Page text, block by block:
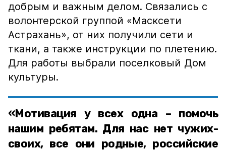
добрым и важным делом. Связались с
волонтерской группой «Масксети
Астрахань», от них получили сети и
ткани, а также инструкции по плетению.
Для работы выбрали поселковый Дом
культуры.
«Мотивация у всех одна – помочь
нашим ребятам. Для нас нет чужих-
своих, все они родные, российские